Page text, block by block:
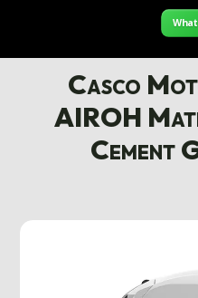
Casco
AIROH
Cement